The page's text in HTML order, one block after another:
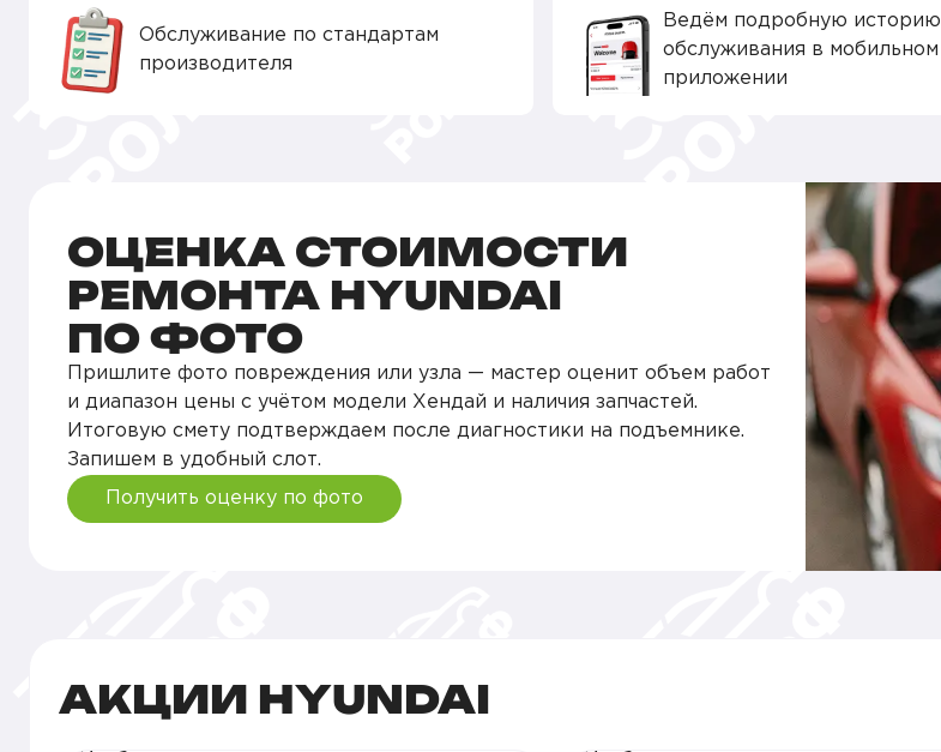
Обслуживание по стандартам
производителя
Ведём подробную историю
обслуживания в мобильном
приложении
ОЦЕНКА СТОИМОСТИ
РЕМОНТА HYUNDAI
ПО ФОТО
Пришлите фото повреждения или узла — мастер оценит объем работ
и диапазон цены с учётом модели Хендай и наличия запчастей.
Итоговую смету подтверждаем после диагностики на подъемнике.
Запишем в удобный слот.
Получить оценку по фото
АКЦИИ HYUNDAI